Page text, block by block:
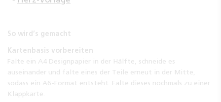
So wird’s gemacht
Kartenbasis vorbereiten
Falte ein A4 Designpapier in der Hälfte, schneide es
auseinander und falte eines der Teile erneut in der Mitte,
sodass ein A6-Format entsteht. Falte dieses nochmals zu einer
Klappkarte.